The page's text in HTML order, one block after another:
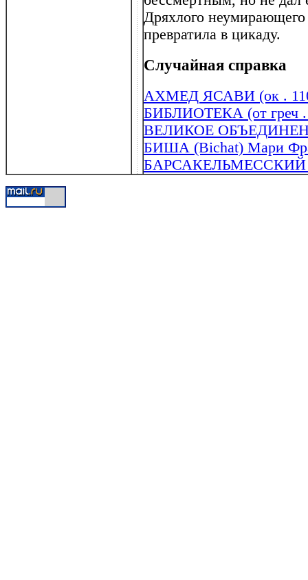
Дряхлого
превратила в цикаду.
Случайная справка
АХМЕД ЯСАВИ (ок .
БИБЛИОТЕКА (от греч .
ВЕЛИКОЕ
БИША (Bichat) Мари